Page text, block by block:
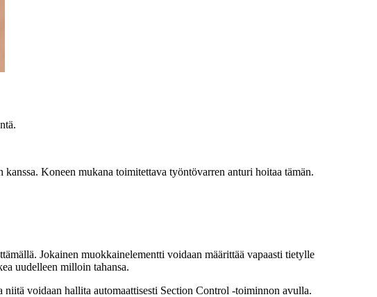
kanssa. Koneen mukana toimitettava työntövarren anturi hoitaa tämän.
Jokainen muokkainelementti voidaan määrittää vapaasti tietylle
uudelleen milloin tahansa.
voidaan hallita automaattisesti Section Control -toiminnon avulla.